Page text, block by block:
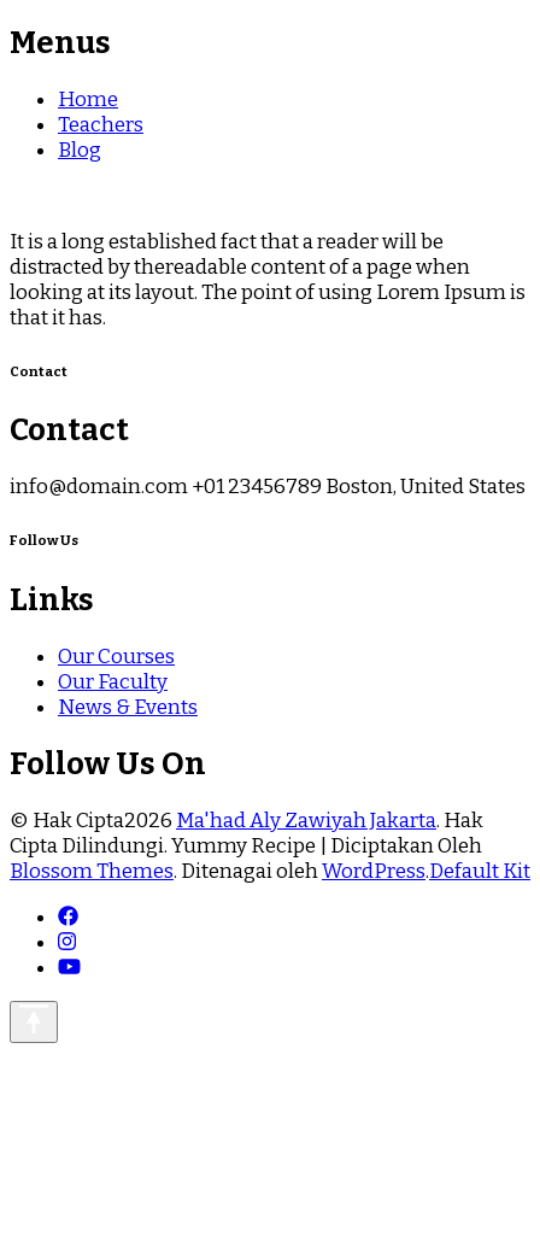
Menus
Home
Teachers
Blog
It is a long established fact that a reader will be
distracted by thereadable content of a page when
looking at its layout. The point of using Lorem Ipsum is
that it has.
Contact
Contact
info@domain.com +01 23456789 Boston, United States
Follow Us
Links
Our Courses
Our Faculty
News & Events
Follow Us On
© Hak Cipta2026 Ma'had Aly Zawiyah Jakarta. Hak
Cipta Dilindungi.Yummy Recipe | Diciptakan Oleh
Blossom Themes. Ditenagai olehWordPress.Default Kit